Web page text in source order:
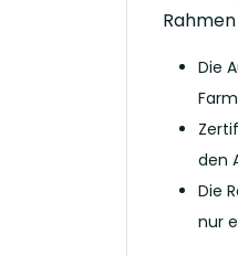
Die
den
Die
nur